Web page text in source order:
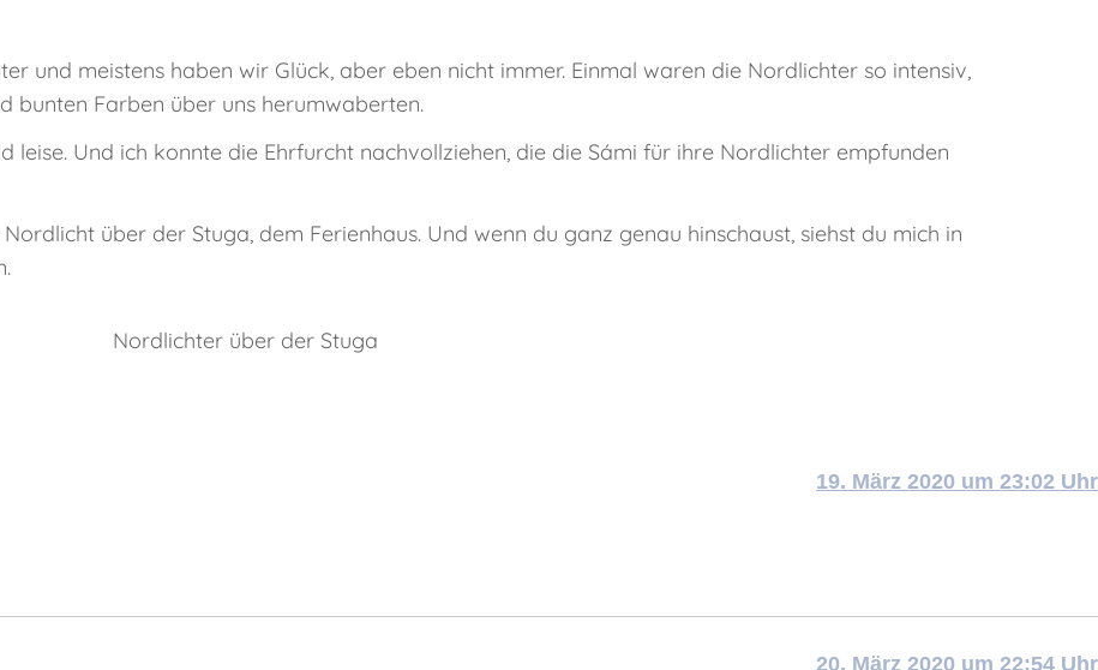
und meistens haben wir Glück, aber eben nicht immer. Einmal waren die Nordlichter so intensiv,
bunten Farben über uns herumwaberten.
leise. Und ich konnte die Ehrfurcht nachvollziehen, die die Sámi für ihre Nordlichter empfunden
über der Stuga, dem Ferienhaus. Und wenn du ganz genau hinschaust, siehst du mich in
19. März 2020 um 23:02 Uhr
20. März 2020 um 22:54 Uhr